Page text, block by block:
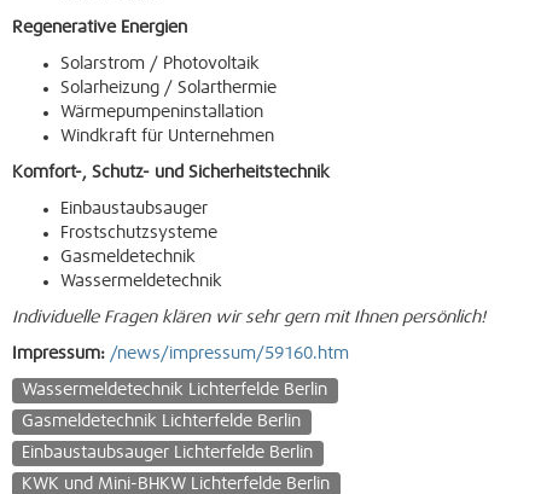
Regenerative Energien
Solarstrom / Photovoltaik
Solarheizung / Solarthermie
Wärmepumpeninstallation
Windkraft für Unternehmen
Komfort-, Schutz- und Sicherheitstechnik
Einbaustaubsauger
Frostschutzsysteme
Gasmeldetechnik
Wassermeldetechnik
Individuelle Fragen klären wir sehr gern mit Ihnen persönlich!
Impressum: /news/impressum/59160.htm
Wassermeldetechnik Lichterfelde Berlin
Gasmeldetechnik Lichterfelde Berlin
Einbaustaubsauger Lichterfelde Berlin
KWK und Mini-BHKW Lichterfelde Berlin